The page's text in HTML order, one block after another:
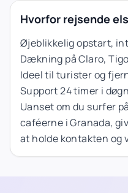
Hvorfor rejsende
Øjeblikkelig opstart,
Dækning på Claro, Tigo
Ideel til turister og
Support 24 timer i
Uanset om du surfer
caféerne i Granada,
at holde kontakten og